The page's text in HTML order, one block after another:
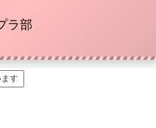
ラ部
ます